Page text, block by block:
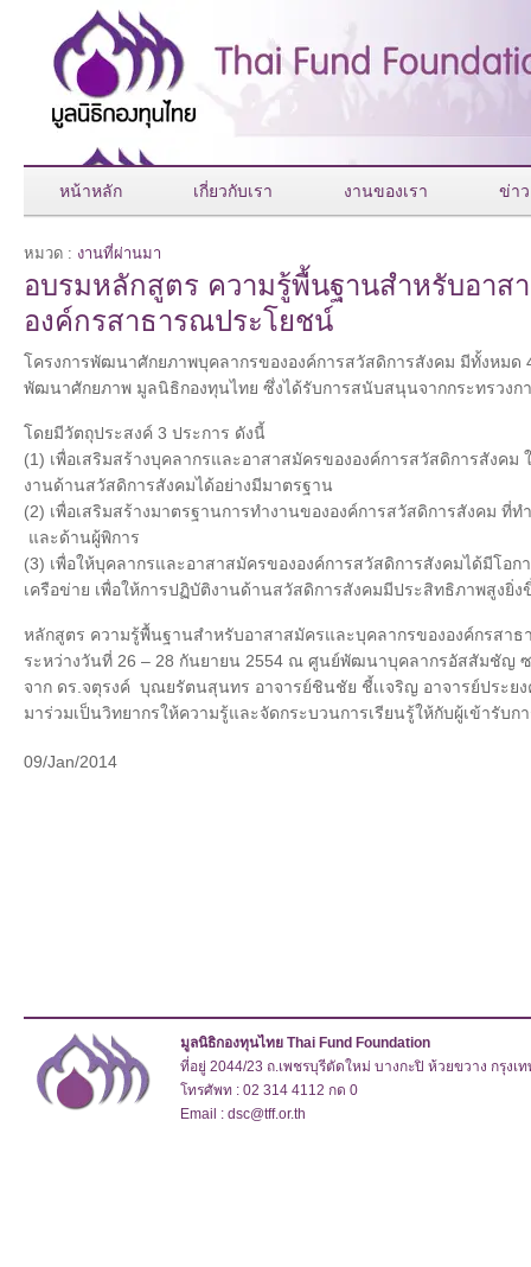
หน้าหลัก เกี่ยวกับเรา งานของเรา ข่าว
หมวด : งานที่ผ่านมา
อบรมหลักสูตร ความรู้พื้นฐานสำหรับอาส
องค์กรสาธารณประโยชน์
โครงการพัฒนาศักยภาพบุคลากรขององค์การสวัสดิการสังคม มีทั้งหมด
พัฒนาศักยภาพ มูลนิธิกองทุนไทย ซึ่งได้รับการสนับสนุนจากกระทรวง
โดยมีวัตถุประสงค์ 3 ประการ ดังนี้
(1) เพื่อเสริมสร้างบุคลากรและอาสาสมัครขององค์การสวัสดิการสังค
งานด้านสวัสดิการสังคมได้อย่างมีมาตรฐาน
(2) เพื่อเสริมสร้างมาตรฐานการทำงานขององค์การสวัสดิการสังคม ที่
และด้านผู้พิการ
(3) เพื่อให้บุคลากรและอาสาสมัครขององค์การสวัสดิการสังคมได้มีโอก
เครือข่าย เพื่อให้การปฏิบัติงานด้านสวัสดิการสังคมมีประสิทธิภาพสูงยิ่ง
หลักสูตร ความรู้พื้นฐานสำหรับอาสาสมัครและบุคลากรขององค์กรสา
ระหว่างวันที่ 26 – 28 กันยายน 2554 ณ ศูนย์พัฒนาบุคลากรอัสสัมชัญ ซ
จาก ดร.จตุรงค์ บุณยรัตนสุนทร อาจารย์ชินชัย ชี้เเจริญ อาจารย์ประย
มาร่วมเป็นวิทยากรให้ความรู้และจัดกระบวนการเรียนรู้ให้กับผู้เข้ารับ
09/Jan/2014
มูลนิธิกองทุนไทย Thai Fund Foundation
ที่อยู่ 2044/23 ถ.เพชรบุรีตัดใหม่ บางกะปิ ห้วยขวาง กรุงเ
โทรศัพท : 02 314 4112 กด 0
Email : dsc@tff.or.th